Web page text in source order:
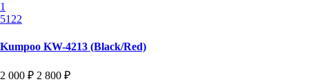
1
5122
Kumpoo KW-4213 (Black/Red)
2 000 ₽ 2 800 ₽